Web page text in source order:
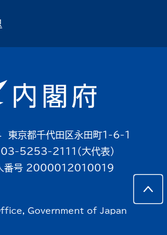
京都千代田区永田町1-6-1
5253-2111（大代表）
番号 2000012010019
Government of Japan